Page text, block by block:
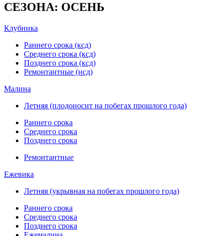
СЕЗОНА: ОСЕНЬ
Клубника
Раннего срока (ксд)
Среднего срока (ксд)
Позднего срока (ксд)
Ремонтантные (нсд)
Малина
Летняя (плодоносит на побегах прошлого года)
Раннего срока
Среднего срока
Позднего срока
Ремонтантные
Ежевика
Летняя (укрывная на побегах прошлого года)
Раннего срока
Среднего срока
Позднего срока